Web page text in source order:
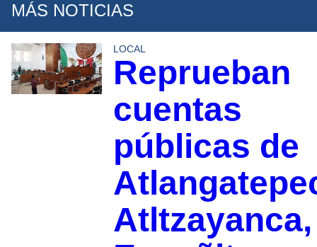
MÁS NOTICIAS
LOCAL
Reprueban
cuentas
públicas de
Atltzayanca,